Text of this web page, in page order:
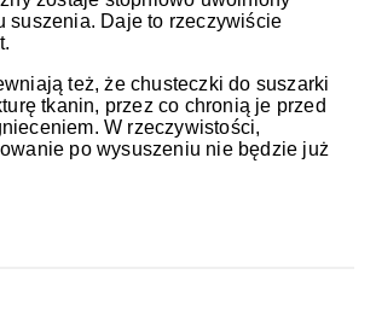
suszenia. Daje to rzeczywiście
też, że chusteczki do suszarki
tkanin, przez co chronią je przed
W rzeczywistości,
po wysuszeniu nie będzie już